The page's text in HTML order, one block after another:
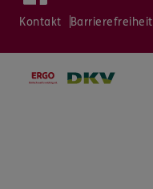
Kontakt Barrierefreiheit